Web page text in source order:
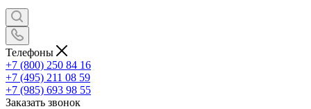
Телефоны
+7 (800) 250 84 16
+7 (495) 211 08 59
+7 (985) 693 98 55
Заказать звонок